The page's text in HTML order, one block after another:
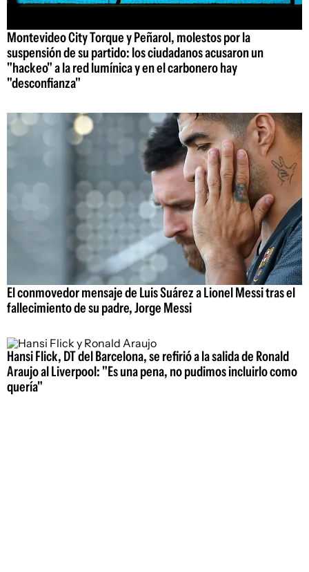
Montevideo City Torque y Peñarol, molestos por la
suspensión de su partido: los ciudadanos acusaron un
"hackeo" a la red lumínica y en el carbonero hay
"desconfianza"
El conmovedor mensaje de Luis Suárez a Lionel Messi tras el
fallecimiento de su padre, Jorge Messi
Hansi Flick, DT del Barcelona, se refirió a la salida de Ronald
Araujo al Liverpool: "Es una pena, no pudimos incluirlo como
quería"